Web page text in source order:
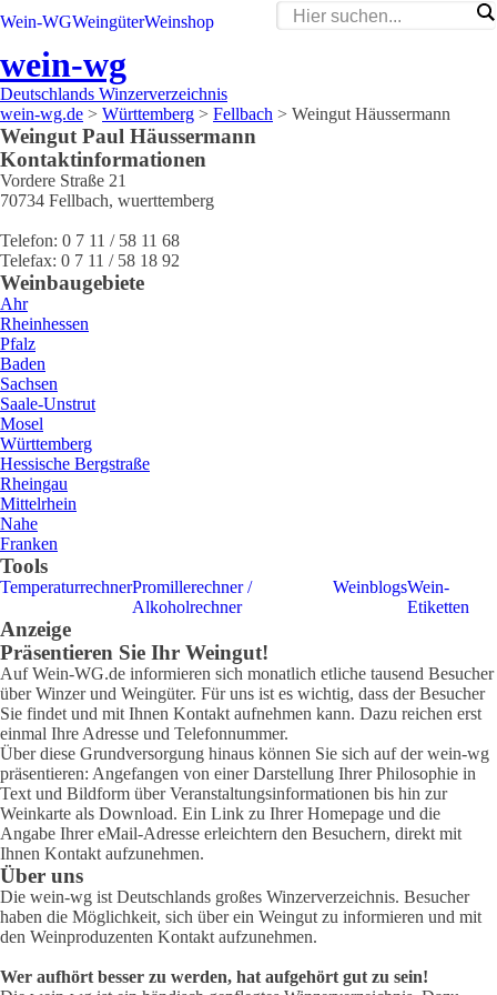
Wein-WGWeingüterWeinshop
wein-wg
Deutschlands Winzerverzeichnis
wein-wg.de > Württemberg > Fellbach > Weingut Häussermann
Weingut Paul Häussermann
Kontaktinformationen
Vordere Straße 21
70734 Fellbach, wuerttemberg
Telefon: 0 7 11 / 58 11 68
Telefax: 0 7 11 / 58 18 92
Weinbaugebiete
Ahr
Rheinhessen
Pfalz
Baden
Sachsen
Saale-Unstrut
Mosel
Württemberg
Hessische Bergstraße
Rheingau
Mittelrhein
Nahe
Franken
Tools
TemperaturrechnerPromillerechner /
Alkoholrechner
WeinblogsWein-
Etiketten
Anzeige
Präsentieren Sie Ihr Weingut!
Auf Wein-WG.de informieren sich monatlich etliche tausend Besucher
über Winzer und Weingüter. Für uns ist es wichtig, dass der Besucher
Sie findet und mit Ihnen Kontakt aufnehmen kann. Dazu reichen erst
einmal Ihre Adresse und Telefonnummer.
Über diese Grundversorgung hinaus können Sie sich auf der wein-wg
präsentieren: Angefangen von einer Darstellung Ihrer Philosophie in
Text und Bildform über Veranstaltungsinformationen bis hin zur
Weinkarte als Download. Ein Link zu Ihrer Homepage und die
Angabe Ihrer eMail-Adresse erleichtern den Besuchern, direkt mit
Ihnen Kontakt aufzunehmen.
Über uns
Die wein-wg ist Deutschlands großes Winzerverzeichnis. Besucher
haben die Möglichkeit, sich über ein Weingut zu informieren und mit
den Weinproduzenten Kontakt aufzunehmen.
Wer aufhört besser zu werden, hat aufgehört gut zu sein!